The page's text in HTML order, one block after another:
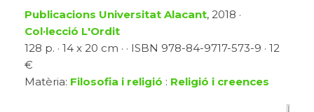
Publicacions Universitat Alacant, 2018 ·
Col·lecció L'Ordit
128 p. · 14 x 20 cm · · ISBN 978-84-9717-573-9 · 12
€
Matèria: Filosofia i religió : Religió i creences